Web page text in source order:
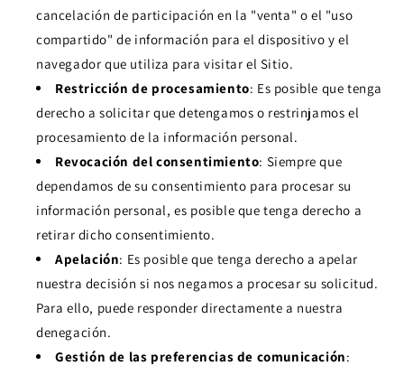
cancelación de participación en la "venta" o el "uso
compartido" de información para el dispositivo y el
navegador que utiliza para visitar el Sitio.
Restricción de procesamiento: Es posible que tenga
derecho a solicitar que detengamos o restrinjamos el
procesamiento de la información personal.
Revocación del consentimiento: Siempre que
dependamos de su consentimiento para procesar su
información personal, es posible que tenga derecho a
retirar dicho consentimiento.
Apelación: Es posible que tenga derecho a apelar
nuestra decisión si nos negamos a procesar su solicitud.
Para ello, puede responder directamente a nuestra
denegación.
Gestión de las preferencias de comunicación: